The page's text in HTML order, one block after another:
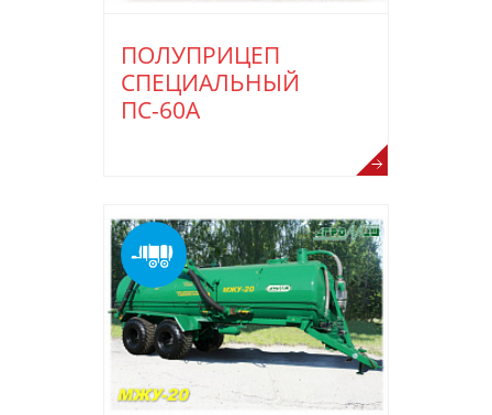
ПОЛУПРИЦЕП
СПЕЦИАЛЬНЫЙ
ПС-60А